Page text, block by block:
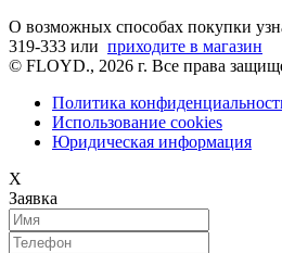
О возможных способах покупки
319-333 или приходите в магазин
© FLOYD., 2026 г. Все права
Политика
Использование cookies
Юридическая информация
X
Заявка